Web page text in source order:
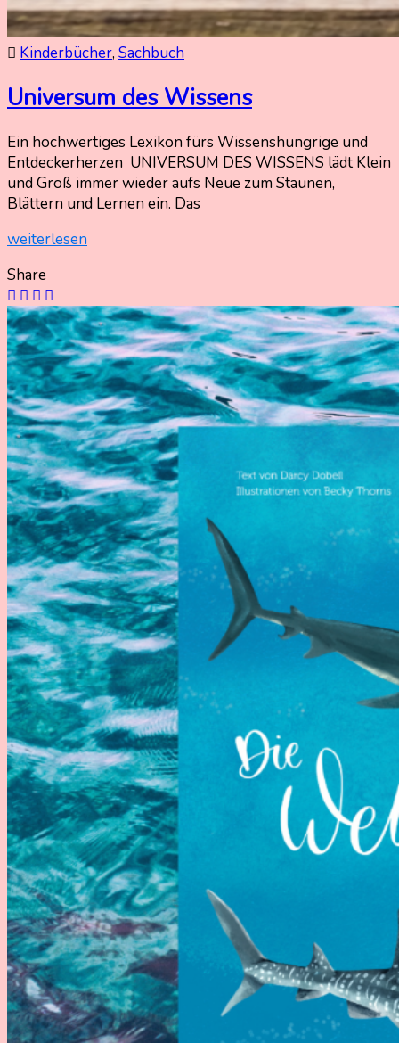
Kinderbücher, Sachbuch
Universum des Wissens
26.
Mai
202526.
2025
Nadine
Kammer
Ein hochwertiges Lexikon fürs Wissenshungrige und
Entdeckerherzen UNIVERSUM DES WISSENS lädt Klein
und Groß immer wieder aufs Neue zum Staunen,
Blättern und Lernen ein. Das
weiterlesen
Share